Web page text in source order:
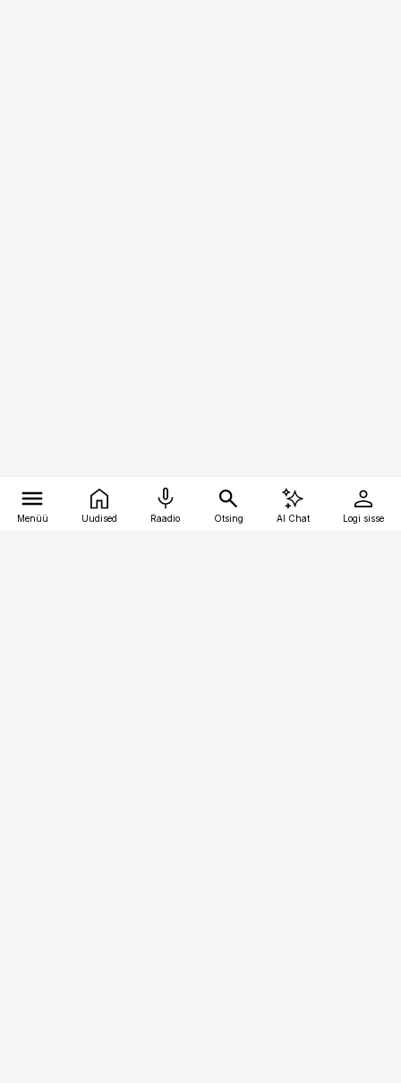
Menüü Uudised Raadio Otsing AI Chat Logi sisse